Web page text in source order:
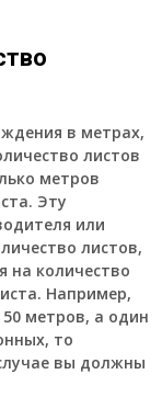
в метрах,
листов
метров
Эту
или
листов,
на количество
Например,
метров, а один
то
вы должны